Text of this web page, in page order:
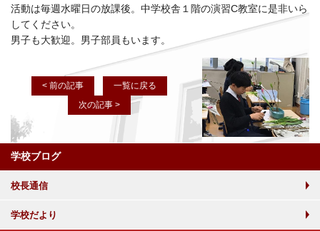
活動は毎週水曜日の放課後。中学校舎１階の演習C教室に是非いら
してください。
男子も大歓迎。男子部員もいます。
< 前の記事
一覧に戻る
次の記事 >
学校ブログ
校長通信
学校だより